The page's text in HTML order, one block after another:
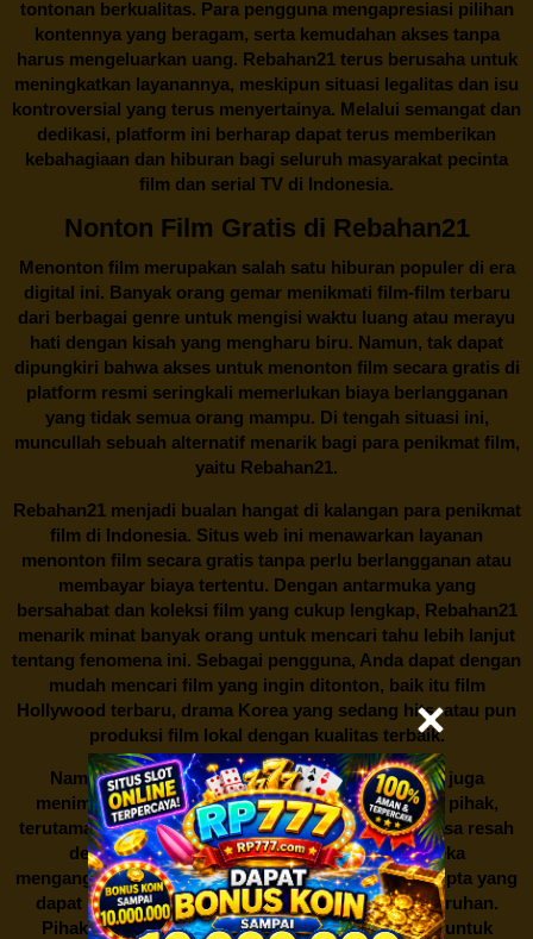
tontonan berkualitas. Para pengguna mengapresiasi pilihan
kontennya yang beragam, serta kemudahan akses tanpa
harus mengeluarkan uang. Rebahan21terus berusaha untuk
meningkatkan layanannya, meskipun situasi legalitas dan isu
kontroversial yang terus menyertainya. Melalui semangat dan
dedikasi, platform ini berharap dapat terus memberikan
kebahagiaan dan hiburan bagi seluruh masyarakat pecinta
film dan serial TV di Indonesia.
Nonton Film Gratis di Rebahan21
Menonton film merupakan salah satu hiburan populer di era
digital ini. Banyak orang gemar menikmati film-film terbaru
dari berbagai genre untuk mengisi waktu luang atau merayu
hati dengan kisah yang mengharu biru. Namun, tak dapat
dipungkiri bahwa akses untuk menonton film secara gratis di
platform resmi seringkali memerlukan biaya berlangganan
yang tidak semua orang mampu. Di tengah situasi ini,
muncullah sebuah alternatif menarik bagi para penikmat film,
yaitu Rebahan21.
Rebahan21menjadi bualan hangat di kalangan para penikmat
film di Indonesia. Situs web ini menawarkan layanan
menonton film secara gratis tanpa perlu berlangganan atau
membayar biaya tertentu. Dengan antarmuka yang
bersahabat dan koleksi film yang cukup lengkap, Rebahan21
menarik minat banyak orang untuk mencari tahu lebih lanjut
tentang fenomena ini. Sebagai pengguna, Anda dapat dengan
mudah mencari film yang ingin ditonton, baik itu film
Hollywood terbaru, drama Korea yang sedang hits, atau pun
produksi film lokal dengan kualitas terbaik.
Namun, seperti halnya cerita manis,Rebahan21juga
menimbulkan kontroversi di industri film. Banyak pihak,
terutama produsen film dan pemilik hak cipta, merasa resah
dengan maraknya situs-situs seperti ini. Mereka
menganggapnya sebagai bentuk pelanggaran hak cipta yang
dapat merugikan industri perfilman secara keseluruhan.
Pihak berwenang pun turut terlibat dalam upaya untuk